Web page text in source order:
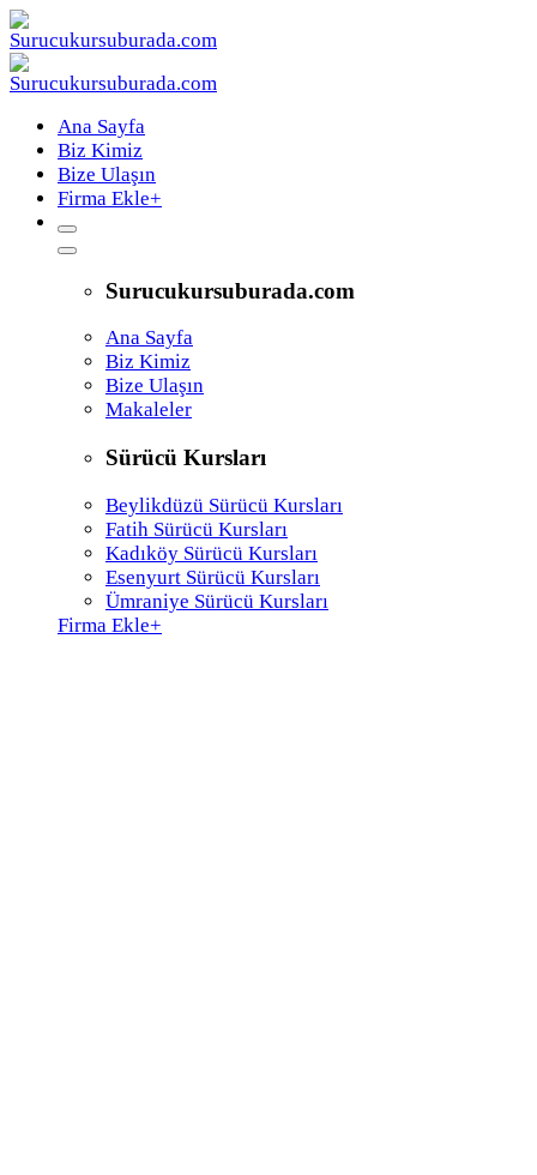
Ana Sayfa
Biz Kimiz
Bize Ulaşın
Firma Ekle+
Surucukursuburada.com
Ana Sayfa
Biz Kimiz
Bize Ulaşın
Makaleler
Sürücü Kursları
Beylikdüzü Sürücü Kursları
Fatih Sürücü Kursları
Kadıköy Sürücü Kursları
Esenyurt Sürücü Kursları
Ümraniye Sürücü Kursları
Firma Ekle+